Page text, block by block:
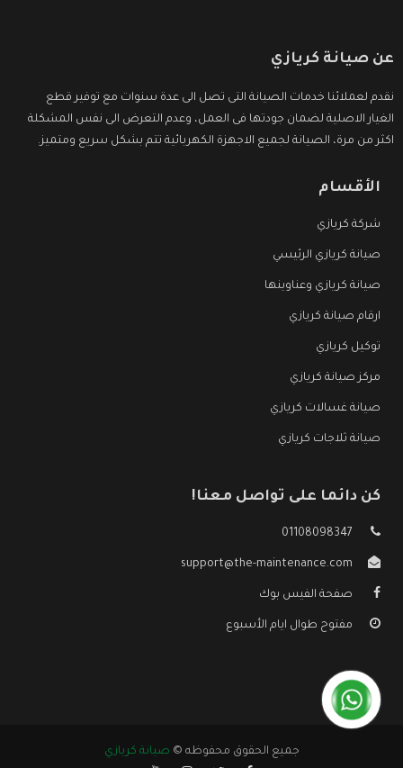
عن صيانة كريازي
نقدم لعملائنا خدمات الصيانة التى تصل الى عدة سنوات مع توفير قطع
الغيار الاصلية لضمان جودتها فى العمل، وعدم التعرض الى نفس المشكلة
اكثر من مرة، الصيانة لجميع الاجهزة الكهربائية تتم بشكل سريع ومتميز.
الأقسام
شركة كريازي
صيانة كريازي الرئيسي
صيانة كريازي وعناوينها
ارقام صيانة كريازي
توكيل كريازي
مركز صيانة كريازي
صيانة غسالات كريازي
صيانة ثلاجات كريازي
كن دائما على تواصل معنا!
01108098347
support@the-maintenance.com
صفحة الفيس بوك
مفتوح طوال ايام الأسبوع
جميع الحقوق محفوظه © صيانة كريازي